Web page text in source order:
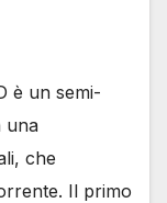
è un semi-
una
che
Il primo